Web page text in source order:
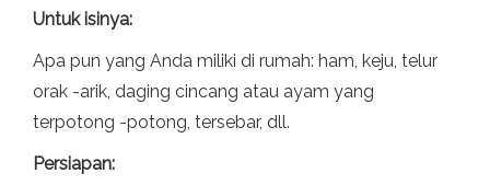
Untuk isinya:
Apa pun yang Anda miliki di rumah: ham, keju, telur
orak -arik, daging cincang atau ayam yang
terpotong -potong, tersebar, dll.
Persiapan: